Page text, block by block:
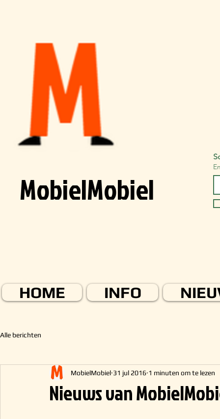
MobielMobiel
HOME INFO
Alle berichten
Nieuws van
MobielMobiel 31 jul 2016 1 minuten om te lezen